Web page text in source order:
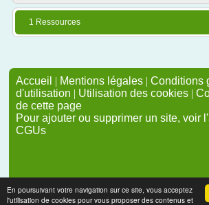
En poursuivant votre navigation sur ce site, vous acceptez
l'utilisation de cookies pour vous proposer des contenus et
1 Ressources
Accueil | Mentions légales | Conditions
d'utilisation | Utilisation des cookies |
de cette page
Pour ajouter ou supprimer un site, voir
CGUs